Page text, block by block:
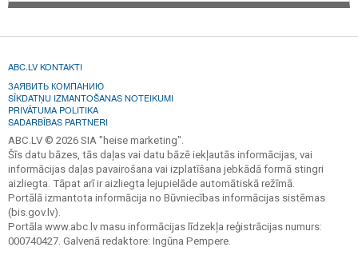
ABC.LV KONTAKTI
ЗАЯВИТЬ КОМПАНИЮ
SĪKDATŅU IZMANTOŠANAS NOTEIKUMI
PRIVĀTUMA POLITIKA
SADARBĪBAS PARTNERI
ABC.LV © 2026 SIA "heise marketing".
Šīs datu bāzes, tās daļas vai datu bāzē iekļautās informācijas, vai
informācijas daļas pavairošana vai izplatīšana jebkādā formā stingri
aizliegta. Tāpat arī ir aizliegta lejupielāde automātiskā režīmā.
Portālā izmantota informācija no Būvniecības informācijas sistēmas
(bis.gov.lv).
Portāla www.abc.lv masu informācijas līdzekļa reģistrācijas numurs:
000740427. Galvenā redaktore: Ingūna Pempere.